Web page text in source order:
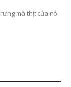
mà thịt của nó